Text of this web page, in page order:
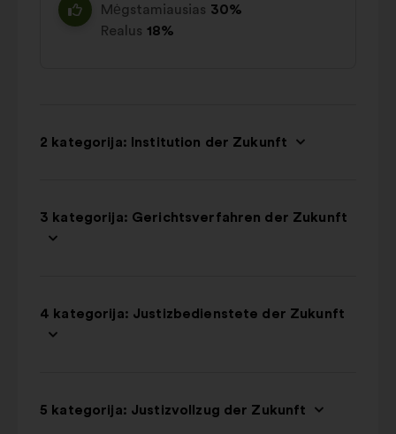
Mėgstamiausias 30%
Realus 18%
2 kategorija: Institution der Zukunft
3 kategorija: Gerichtsverfahren der Zukunft
4 kategorija: Justizbedienstete der Zukunft
5 kategorija: Justizvollzug der Zukunft